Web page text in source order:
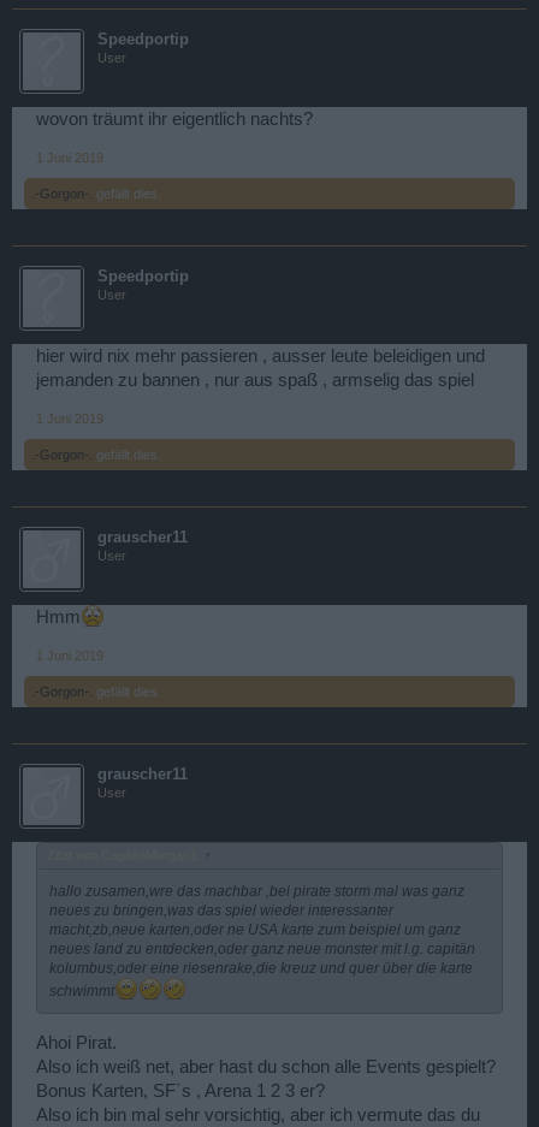
Speedportip
User
wovon träumt ihr eigentlich nachts?
1 Juni 2019
.-Gorgon-. gefällt dies.
Speedportip
User
hier wird nix mehr passieren , ausser leute beleidigen und
jemanden zu bannen , nur aus spaß , armselig das spiel
1 Juni 2019
.-Gorgon-. gefällt dies.
grauscher11
User
Hmm
1 Juni 2019
.-Gorgon-. gefällt dies.
grauscher11
User
↑
hallo zusamen,wre das machbar ,bei pirate storm mal was ganz
neues zu bringen,was das spiel wieder interessanter
macht,zb,neue karten,oder ne USA karte zum beispiel um ganz
neues land zu entdecken,oder ganz neue monster mit l.g. capitän
kolumbus,oder eine riesenrake,die kreuz und quer über die karte
schwimmt
Ahoi Pirat.
Also ich weiß net, aber hast du schon alle Events gespielt?
Bonus Karten, SF`s , Arena 1 2 3 er?
Also ich bin mal sehr vorsichtig, aber ich vermute das du